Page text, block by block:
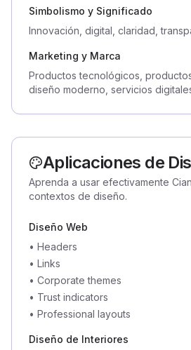
Simbolismo y Significado
Innovación, digital, claridad,
Marketing y Marca
Productos tecnológicos,
diseño moderno, servicios
Aplicaciones de
Aprenda a usar efectivamente
contextos de diseño.
Diseño Web
• Headers
• Links
• Corporate themes
• Trust indicators
• Professional layouts
Diseño de Interiores